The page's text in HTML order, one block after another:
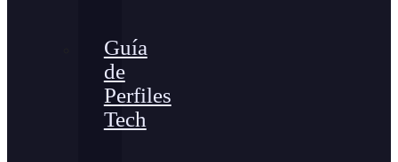
Guía
de
Perfiles
Tech